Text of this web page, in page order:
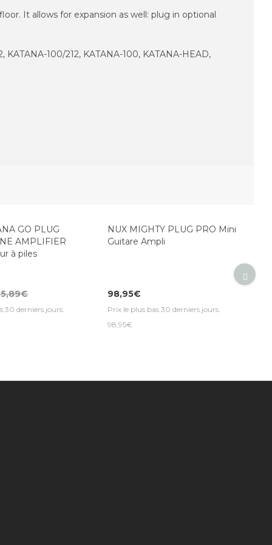
It allows for expansion as well: plug in optional
100/212, KATANA-100, KATANA-HEAD,
GO PLUG
AMPLIFIER
à piles
30 derniers jours:
NUX MIGHTY PLUG PRO Mini
Guitare Ampli
98,95€
Prix le plus bas 30 derniers jours:
98,95€